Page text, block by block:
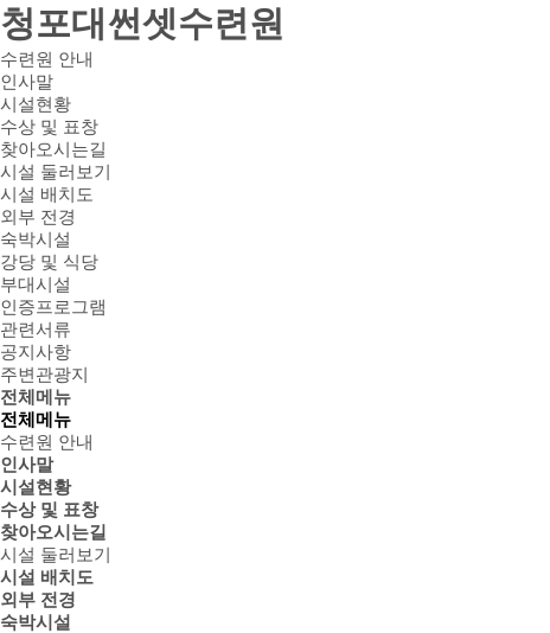
청포대썬셋수련원
수련원 안내
인사말
시설현황
수상 및 표창
찾아오시는길
시설 둘러보기
시설 배치도
외부 전경
숙박시설
강당 및 식당
부대시설
인증프로그램
관련서류
공지사항
주변관광지
전체메뉴
전체메뉴
수련원 안내
인사말
시설현황
수상 및 표창
찾아오시는길
시설 둘러보기
시설 배치도
외부 전경
숙박시설